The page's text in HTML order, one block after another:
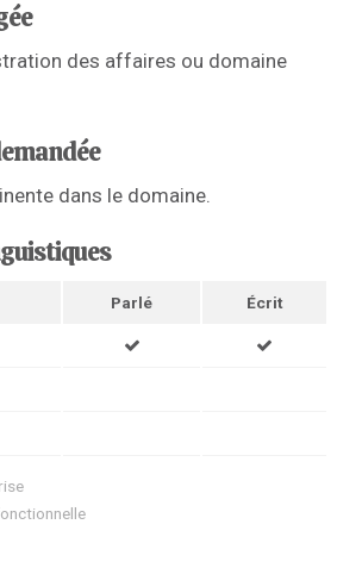
des affaires ou domaine
dans le domaine.
Parlé Écrit